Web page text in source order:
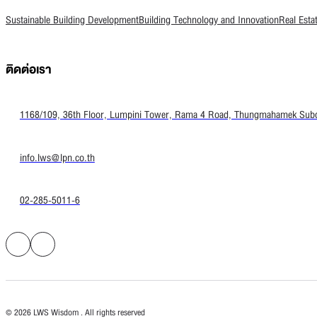
Sustainable Building DevelopmentBuilding Technology and InnovationReal
ติดต่อเรา
1168/109, 36th Floor, Lumpini Tower, Rama 4 Road, Thungmahamek
info.lws@lpn.co.th
02-285-5011-6
© 2026 LWS Wisdom . All rights reserved